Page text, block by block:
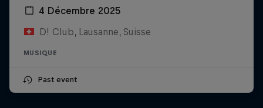
4 Décembre 2025
D! Club, Lausanne, Suisse
MUSIQUE
Past event